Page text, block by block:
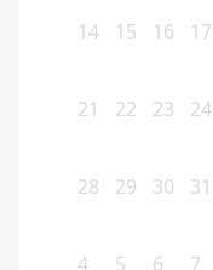
14 15 16 17
21 22 23 24
28 29 30 31
4 5 6 7